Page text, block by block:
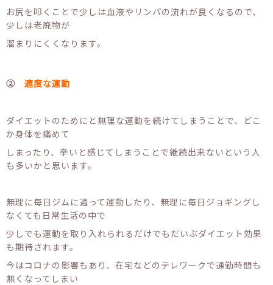
お尻を叩くことで少しは血液やリンパの流れが良くなるので、
少しは老廃物が
溜まりにくくなります。
② 適度な運動
ダイエットのためにと無理な運動を続けてしまうことで、どこ
か身体を痛めて
しまったり、辛いと感じてしまうことで継続出来ないという人
も多いかと思います。
無理に毎日ジムに通って運動したり、無理に毎日ジョギングし
なくても日常生活の中で
少しでも運動を取り入れられるだけでもだいぶダイエット効果
も期待されます。
今はコロナの影響もあり、在宅などのテレワークで通勤時間も
無くなってしまい